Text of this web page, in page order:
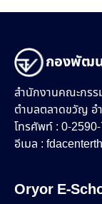
กองพัฒ
สำนักงานคณะกรร
ตำบลตลาดขวัญ อ
โทรศัพท์ : 0-
อีเมล :
Oryor E-